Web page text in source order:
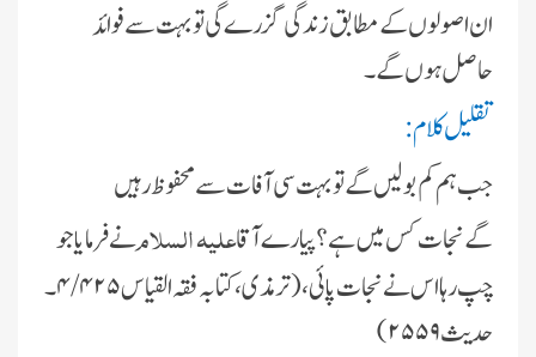
ان اصولوں کے مطابق زندگى گزرے گى تو بہت سے فوائد
حاصل ہوں گے۔
تقلىل کلام:
جب ہم کم بولىں گے تو بہت سى آفات سے محفوظ رہىں
گےنجات کس مىں ہے؟ پىارے آقاعلیہ السلامنے فرماىا جو
چپ رہا اس نے نجات پائى، (ترمذى ، کتابہ فقہ القىاس ۴/۴۲۵۔
حدىث ۲۵۵۹)